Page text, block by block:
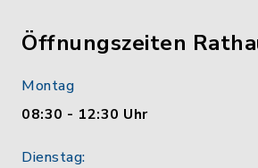
Öffnungszeiten
Montag
08:30 - 12:30 Uhr
Dienstag: